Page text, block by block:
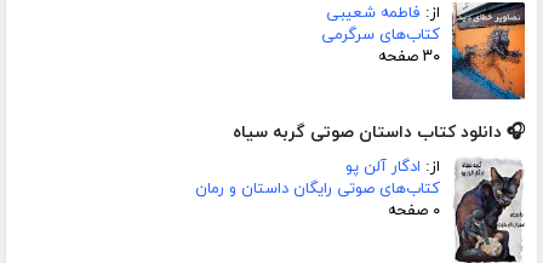
از: فاطمه شعیبی
کتاب‌های سرگرمی
۳۰ صفحه
🎧 دانلود کتاب داستان صوتی گربه سیاه
از: ادگار آلن پو
کتاب‌های صوتی رایگان داستان و رمان
۰ صفحه